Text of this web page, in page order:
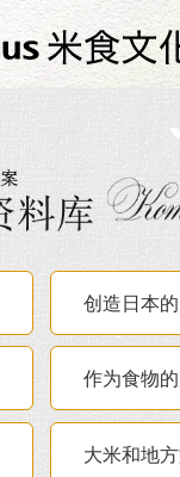
创造日本
作为食物
大米和地